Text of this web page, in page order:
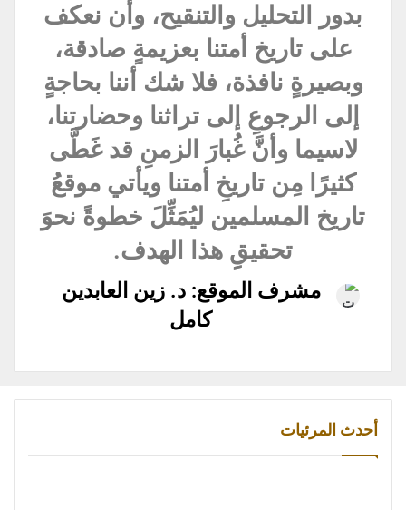
بدور التحليل والتنقيح، وأن نعكف
على تاريخ أمتنا بعزيمةٍ صادقة،
وبصيرةٍ نافذة، فلا شك أننا بحاجةٍ
إلى الرجوعِ إلى تراثنا وحضارتنا،
لاسيما وأنَّ غُبارَ الزمنِ قد غَطَّى
كثيرًا مِن تاريخِ أمتنا ويأتي موقعُ
تاريخ المسلمين ليُمَثِّلَ خطوةً نحوَ
تحقيقِِ هذا الهدف.
مشرف الموقع: د. زين العابدين
كامل
أحدث المرئيات